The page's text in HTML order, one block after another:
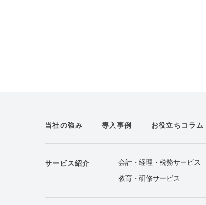
当社の強み 導入事例 お役立ちコラム
サービス紹介 会計・経理・税務サービス
教育・研修サービス